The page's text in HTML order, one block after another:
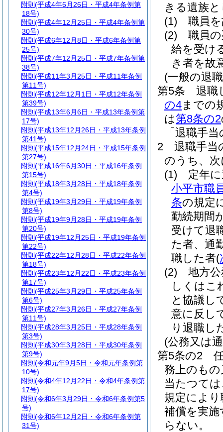
きる遺族
(1)
職員
(2)
職員
給を受け
き者を故
(一般の退
第5条
退職
の4までの
は第8条の2
「退職手
2
退職手当
のうち、
(1)
定年
小平市職
条の規定
勤続期間
受けて退
た者、通
職した者(
(2)
地方
しくはこ
と協議し
意に反し
り退職し
(公務又は
第5条の2
務上のも
当たつて
規定によ
補償を実
らない。
附則 (平成4年6月26日・平成4年条例第
18号)
附則 (平成4年12月25日・平成4年条例第
30号)
附則 (平成6年12月8日・平成6年条例第
25号)
附則 (平成7年12月25日・平成7年条例第
38号)
附則 (平成11年3月25日・平成11年条例
第11号)
附則 (平成12年12月1日・平成12年条例
第39号)
附則 (平成13年6月6日・平成13年条例第
17号)
附則 (平成13年12月26日・平成13年条例
第41号)
附則 (平成15年12月24日・平成15年条例
第27号)
附則 (平成16年6月30日・平成16年条例
第15号)
附則 (平成18年3月28日・平成18年条例
第4号)
附則 (平成19年3月29日・平成19年条例
第8号)
附則 (平成19年9月28日・平成19年条例
第20号)
附則 (平成19年12月25日・平成19年条例
第22号)
附則 (平成22年12月28日・平成22年条例
第18号)
附則 (平成23年12月22日・平成23年条例
第17号)
附則 (平成25年3月29日・平成25年条例
第6号)
附則 (平成27年3月26日・平成27年条例
第11号)
附則 (平成28年3月25日・平成28年条例
第3号)
附則 (平成30年3月28日・平成30年条例
第9号)
附則 (令和元年9月5日・令和元年条例第
10号)
附則 (令和4年12月22日・令和4年条例第
17号)
附則 (令和6年3月29日・令和6年条例第5
号)
附則 (令和6年12月2日・令和6年条例第
31号)